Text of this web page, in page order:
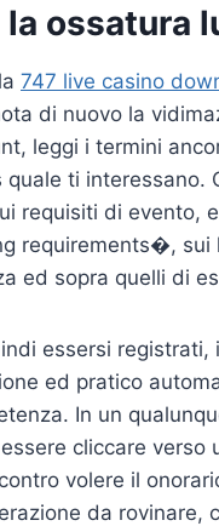
la ossatura
747 live casino
di nuovo la
leggi i termini
quale ti interessano.
requisiti di evento,
requirements�, sui
ed sopra quelli di
essersi registrati,
ed pratico
In un
cliccare verso
volere il
da rovinare,